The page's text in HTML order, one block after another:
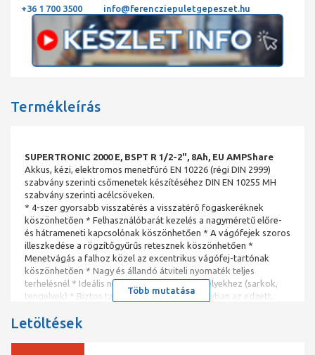
+36 1 700 3500 info@ferencziepuletgepeszet.hu
Termékleírás
SUPERTRONIC 2000 E, BSPT R 1/2-2", 8Ah, EU AMPShare
Akkus, kézi, elektromos menetfúró EN 10226 (régi DIN 2999)
szabvány szerinti csőmenetek készítéséhez DIN EN 10255 MH
szabvány szerinti acélcsöveken.
* 4-szer gyorsabb visszatérés a visszatérő fogaskeréknek
köszönhetően * Felhasználóbarát kezelés a nagyméretű előre-
és hátrameneti kapcsolónak köszönhetően * A vágófejek szoros
illeszkedése a rögzítőgyűrűs retesznek köszönhetően *
Menetvágás a falhoz közel az excentrikus vágófej-tartónak
köszönhetően * Nagy és állandó átviteli nyomaték teljes
terhelésnél * Ideális nehezen hozzáférhető helyekhez (sarkok,
tengelyek) * Biztos tartás mindkét forgásirányban az edzett,
Karbantartásmentes az állandó kenésnek és a szénkefe nélküli
Több mutatása
Letöltések